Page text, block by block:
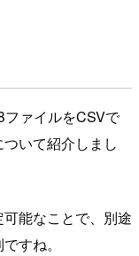
ァイルをCSVで
いて紹介しまし
能なことで、別途
すね。